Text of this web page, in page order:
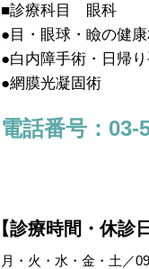
■診療科目 眼科
●目・眼球・瞼の健
●白内障手術・日帰
●網膜光凝固術
電話番号：03-
【診療時間・休診
月・火・水・金・土／